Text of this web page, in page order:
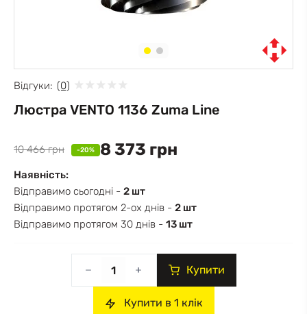
Відгуки: (0)
Люстра VENTO 1136 Zuma Line
10 466 грн -20% 8 373 грн
Наявність:
Відправимо сьогодні - 2 шт
Відправимо протягом 2-ох днів - 2 шт
Відправимо протягом 30 днів - 13 шт
Купити
Купити в 1 клік